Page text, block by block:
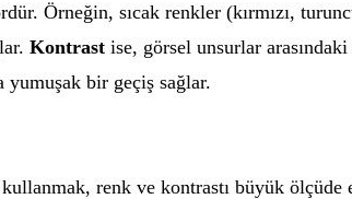
Örneğin, sıcak renkler (kırmızı,
Kontrast ise, görsel unsurlar
bir geçiş sağlar.
renk ve kontrastı büyük ölçüde